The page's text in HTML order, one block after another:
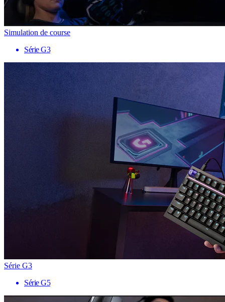
Simulation de course
Série G3
Série G3
Série G5